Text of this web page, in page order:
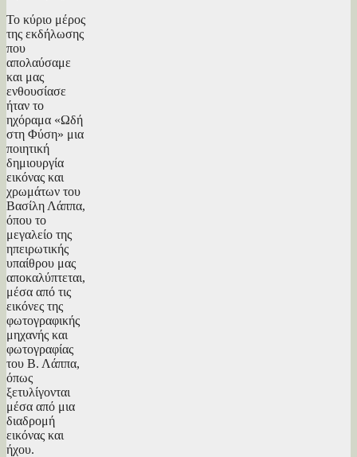
Το κύριο μέρος
της εκδήλωσης
που
απολαύσαμε
και μας
ενθουσίασε
ήταν το
ηχόραμα «Ωδή
στη Φύση» μια
ποιητική
δημιουργία
εικόνας και
χρωμάτων του
Βασίλη Λάππα,
όπου το
μεγαλείο της
ηπειρωτικής
υπαίθρου μας
αποκαλύπτεται,
μέσα από τις
εικόνες της
φωτογραφικής
μηχανής και
φωτογραφίας
του Β. Λάππα,
όπως
ξετυλίγονται
μέσα από μια
διαδρομή
εικόνας και
ήχου.